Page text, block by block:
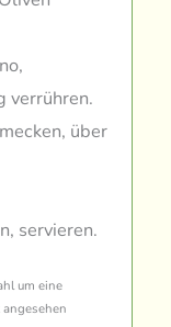
verrühren.
über
servieren.
um eine